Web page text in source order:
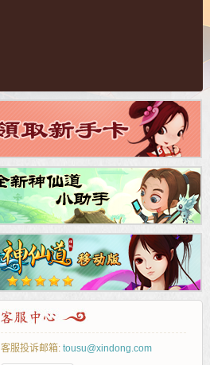
客服投诉邮箱: tousu@xindong.com